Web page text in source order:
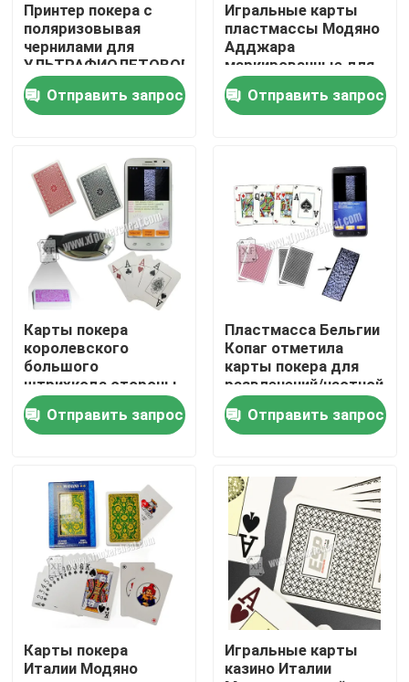
Продукты
Видеозаписи
О нас
Экскурсия по заводу
Свяжитесь с нами
Новости
Запросите цитату
Незримые играя карточки
Принтер покера с
поляризовывая
чернилами для
УЛЬТРАФИОЛЕТОВОГО
анализатора покера
контактных линзов
Отправить запрос
Игральные карты
пластмассы Модяно
Адджара
маркированные для
читателя
анализатора блока
развертки покера
Отправить запрос
Карты покера
королевского
большого
штрихкода стороны
размера номера
широкого
маркированные для
Отправить запрос
Пластмасса Бельгии
Копаг отметила
карты покера для
развлечений/частной
вечеринки
Отправить запрос
Карты покера
Италии Модяно
Игральные карты
казино Италии